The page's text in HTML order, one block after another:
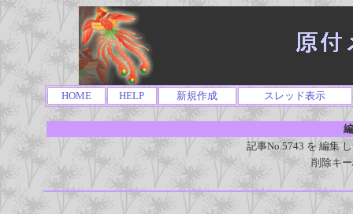
HOME HELP 新規作成 スレッド表示
記事No.5743 を 編集
削除キ